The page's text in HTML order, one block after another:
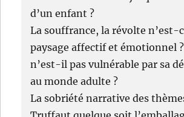
d’un enfant ?
La souffrance, la révolte n’est-
paysage affectif et émotionnel
n’est-il pas vulnérable par sa
au monde adulte ?
La sobriété narrative des